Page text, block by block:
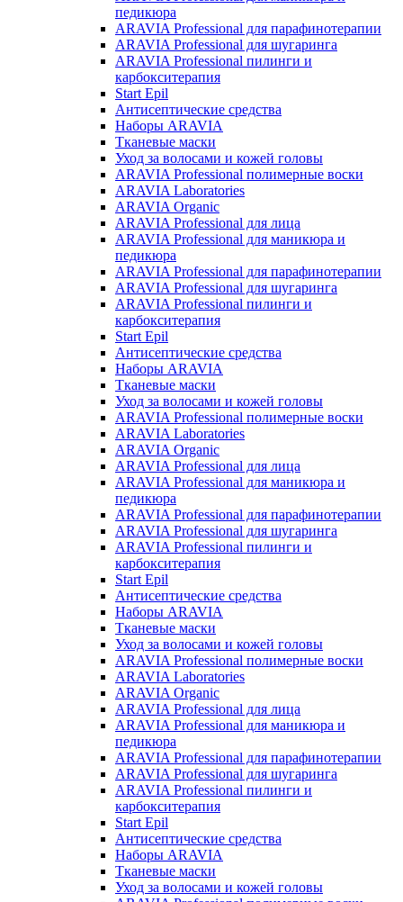
педикюра
ARAVIA Professional для парафинотерапии
ARAVIA Professional для шугаринга
ARAVIA Professional пилинги и
карбокситерапия
Start Epil
Антисептические средства
Наборы ARAVIA
Тканевые маски
Уход за волосами и кожей головы
ARAVIA Professional полимерные воски
ARAVIA Laboratories
ARAVIA Organic
ARAVIA Professional для лица
ARAVIA Professional для маникюра и
педикюра
ARAVIA Professional для парафинотерапии
ARAVIA Professional для шугаринга
ARAVIA Professional пилинги и
карбокситерапия
Start Epil
Антисептические средства
Наборы ARAVIA
Тканевые маски
Уход за волосами и кожей головы
ARAVIA Professional полимерные воски
ARAVIA Laboratories
ARAVIA Organic
ARAVIA Professional для лица
ARAVIA Professional для маникюра и
педикюра
ARAVIA Professional для парафинотерапии
ARAVIA Professional для шугаринга
ARAVIA Professional пилинги и
карбокситерапия
Start Epil
Антисептические средства
Наборы ARAVIA
Тканевые маски
Уход за волосами и кожей головы
ARAVIA Professional полимерные воски
ARAVIA Laboratories
ARAVIA Organic
ARAVIA Professional для лица
ARAVIA Professional для маникюра и
педикюра
ARAVIA Professional для парафинотерапии
ARAVIA Professional для шугаринга
ARAVIA Professional пилинги и
карбокситерапия
Start Epil
Антисептические средства
Наборы ARAVIA
Тканевые маски
Уход за волосами и кожей головы